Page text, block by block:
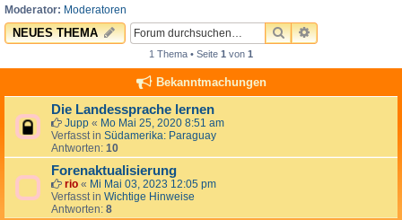
Moderator: Moderatoren
NEUES THEMA SUCHEERWEITERTE
1 Thema • Seite 1 von 1
Bekanntmachungen
Die Landessprache lernen
Jupp « Mo Mai 25, 2020 8:51 am
Verfasst in Südamerika: Paraguay
Antworten: 10
Forenaktualisierung
rio « Mi Mai 03, 2023 12:05 pm
Verfasst in Wichtige Hinweise
Antworten: 8